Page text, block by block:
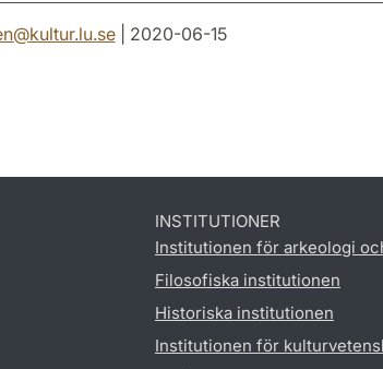
@kultur.lu.se| 2020-06-15
INSTITUTIONER
Institutionen för arkeologi
Filosofiska institutionen
Historiska institutionen
Institutionen för